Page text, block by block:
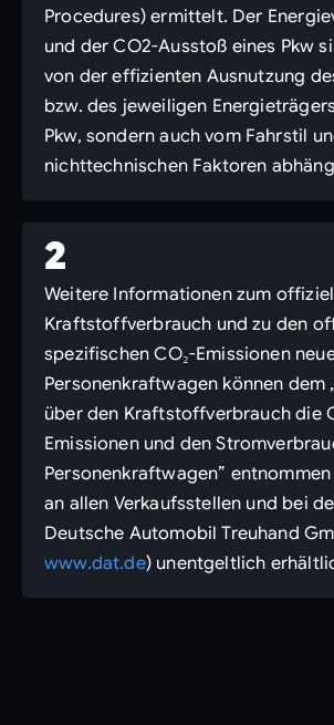
Procedures) ermittelt. Der
und der CO2-Ausstoß eines Pkw
von der effizienten Ausnutzung
bzw. des jeweiligen
Pkw, sondern auch vom Fahrstil
nichttechnischen Faktoren
2
Weitere Informationen zum
Kraftstoffverbrauch und zu den
spezifischen CO₂-Emissionen
Personenkraftwagen können dem
über den Kraftstoffverbrauch die
Emissionen und den
Personenkraftwagen”
an allen Verkaufsstellen und bei
Deutsche Automobil Treuhand
www.dat.de) unentgeltlich